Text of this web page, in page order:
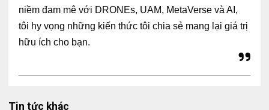
niềm đam mê với DRONEs, UAM, MetaVerse và AI,
tôi hy vọng những kiến thức tôi chia sẻ mang lại giá trị
hữu ích cho bạn.
Tin tức khác